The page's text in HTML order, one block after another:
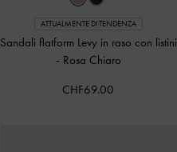
ATTUALMENTE DI TENDENZA
Sandali flatform Levy in raso con listini
- Rosa Chiaro
CHF69.00